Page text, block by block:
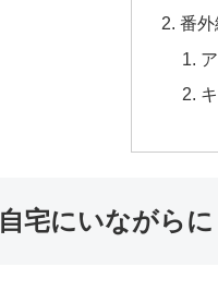
番外
自宅にいながら